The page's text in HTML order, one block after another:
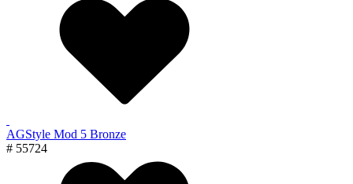
AGStyle Mod 5 Bronze
# 55724